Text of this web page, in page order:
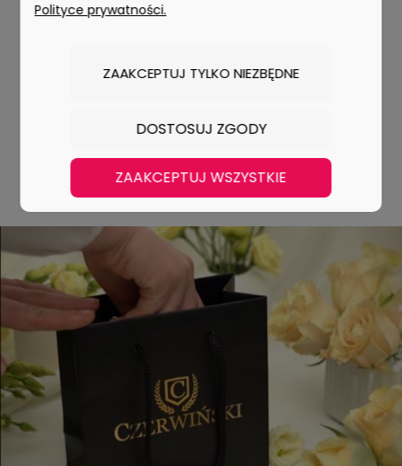
Od delikatnych, minimalistycznych form po bardziej
możesz dopasować do własnego stylu.
Zobacz nowości
Polityce prywatności.
ZAAKCEPTUJ TYLKO NIEZBĘDNE
DOSTOSUJ ZGODY
ZAAKCEPTUJ WSZYSTKIE